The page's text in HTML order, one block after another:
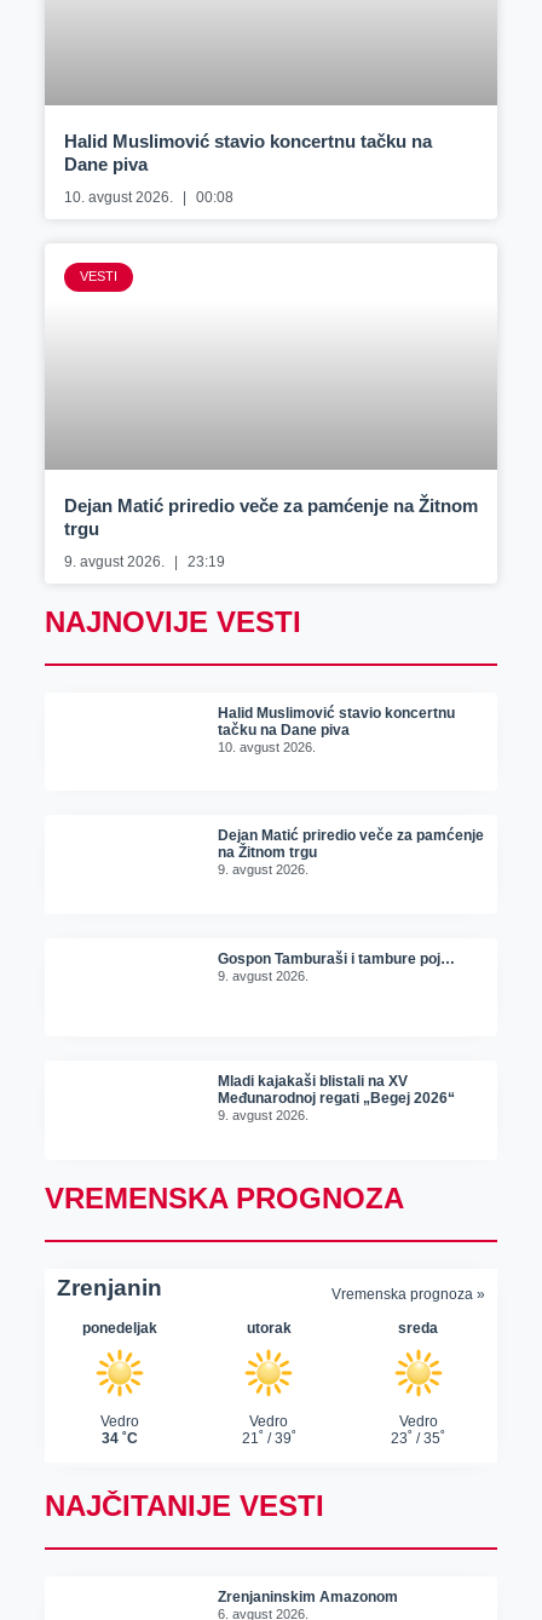
Halid Muslimović stavio koncertnu tačku na
Dane piva
10. avgust 2026. 00:08
VESTI
Dejan Matić priredio veče za pamćenje na Žitnom
trgu
9. avgust 2026. 23:19
NAJNOVIJE VESTI
Halid Muslimović stavio koncertnu
tačku na Dane piva
10. avgust 2026.
Dejan Matić priredio veče za pamćenje
na Žitnom trgu
9. avgust 2026.
Gospon Tamburaši i tambure poj…
9. avgust 2026.
Mladi kajakaši blistali na XV
Međunarodnoj regati „Begej 2026“
9. avgust 2026.
VREMENSKA PROGNOZA
NAJČITANIJE VESTI
Zrenjaninskim Amazonom
6. avgust 2026.